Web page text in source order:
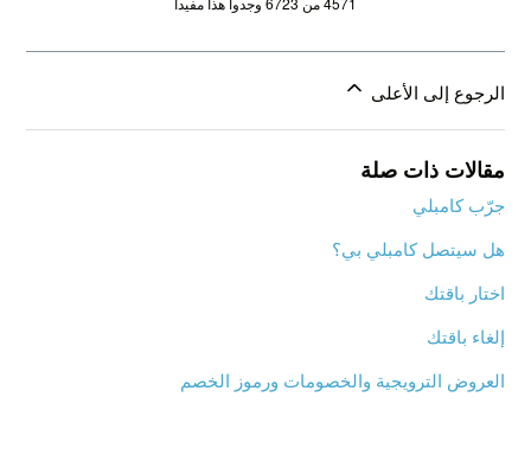
الرجوع إلى الأعلى
مقالات ذات صلة
جرّب كامبلي
هل سيتصل كامبلي بي؟
اختار باقتك
إلغاء باقتك
العروض الترويجية والخصومات ورموز الخصم